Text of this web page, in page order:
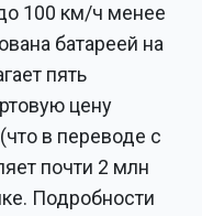
100 км/ч менее
батареей на
пять
цену
в переводе с
почти 2 млн
Подробности